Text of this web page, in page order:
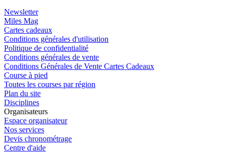
Newsletter
Miles Mag
Cartes cadeaux
Conditions générales d'utilisation
Politique de confidentialité
Conditions générales de vente
Conditions Générales de Vente Cartes Cadeaux
Course à pied
Toutes les courses par région
Plan du site
Disciplines
Organisateurs
Espace organisateur
Nos services
Devis chronométrage
Centre d'aide